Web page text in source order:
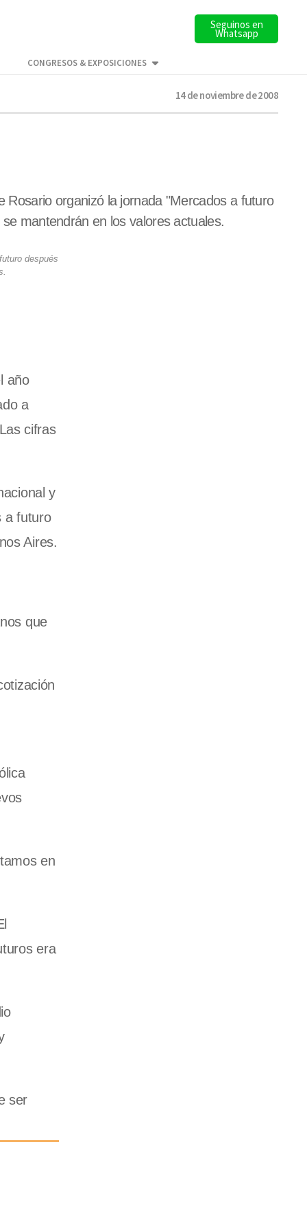
Seguinos en
Whatsapp
CONGRESOS & EXPOSICIONES
14 de noviembre de 2008
organizó la jornada "Mercados a futuro
mantendrán en los valores actuales.
después
año
a
cifras
y
a futuro
Aires.
que
en
era
ser